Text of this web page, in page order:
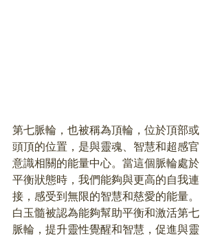
第七脈輪，也被稱為頂輪，位於頂部或
頭頂的位置，是與靈魂、智慧和超感官
意識相關的能量中心。當這個脈輪處於
平衡狀態時，我們能夠與更高的自我連
接，感受到無限的智慧和慈愛的能量。
白玉髓被認為能夠幫助平衡和激活第七
脈輪，提升靈性覺醒和智慧，促進與靈